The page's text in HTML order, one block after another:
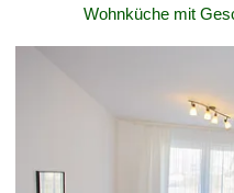
Wohnküche mit